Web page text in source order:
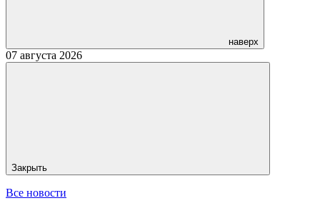
наверх
07 августа 2026
Закрыть
Все новости